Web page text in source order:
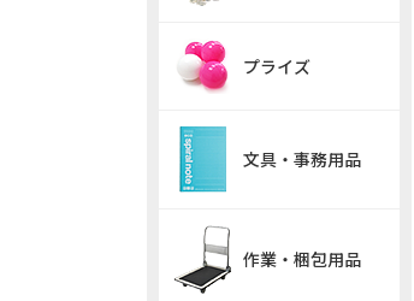
プライズ
文具・事務用品
作業・梱包用品